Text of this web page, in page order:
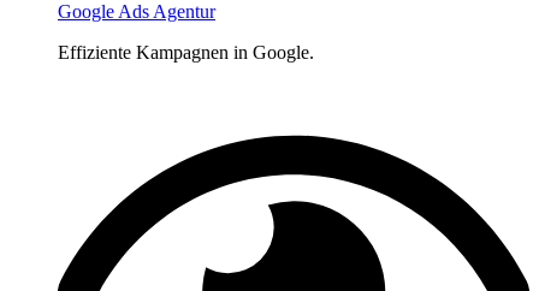
Google Ads Agentur
Effiziente Kampagnen in Google.